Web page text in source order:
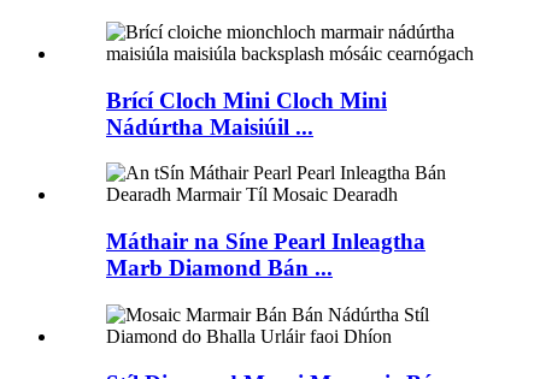
Brící Cloch Mini Cloch Mini
Nádúrtha Maisiúil ...
Máthair na Síne Pearl Inleagtha
Marb Diamond Bán ...